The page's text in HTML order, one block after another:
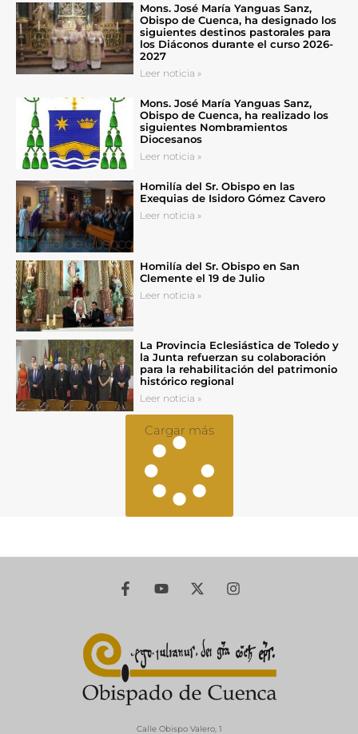
Mons. José María Yanguas Sanz,
Obispo de Cuenca, ha designado los
siguientes destinos pastorales para
los Diáconos durante el curso 2026-
2027
Leer noticia »
Mons. José María Yanguas Sanz,
Obispo de Cuenca, ha realizado los
siguientes Nombramientos
Diocesanos
Leer noticia »
Homilía del Sr. Obispo en las
Exequias de Isidoro Gómez Cavero
Leer noticia »
Homilía del Sr. Obispo en San
Clemente el 19 de Julio
Leer noticia »
La Provincia Eclesiástica de Toledo y
la Junta refuerzan su colaboración
para la rehabilitación del patrimonio
histórico regional
Leer noticia »
Cargar más
Calle Obispo Valero, 1